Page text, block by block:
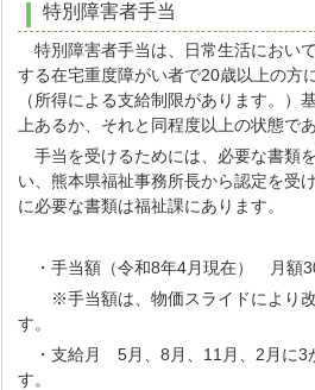
特別障害者手当
特別障害者手当は、日常生活におい
する在宅重度障がい者で20歳以上の方
（所得による支給制限があります。）
上あるか、それと同程度以上の状態で
手当を受けるためには、必要な書類
い、熊本県福祉事務所長から認定を受
に必要な書類は福祉課にあります。
・手当額（令和8年4月現在） 月額
※手当額は、物価スライドにより改
す。
・支給月 5月、8月、11月、2月に3
す。